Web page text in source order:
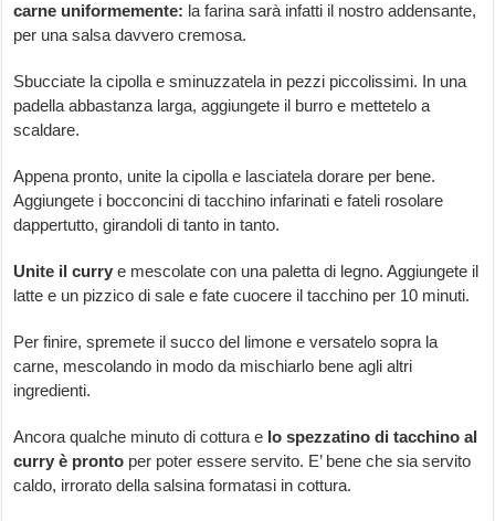
carne uniformemente: la farina sarà infatti il nostro addensante,
per una salsa davvero cremosa.
Sbucciate la cipolla e sminuzzatela in pezzi piccolissimi. In una
padella abbastanza larga, aggiungete il burro e mettetelo a
scaldare.
Appena pronto, unite la cipolla e lasciatela dorare per bene.
Aggiungete i bocconcini di tacchino infarinati e fateli rosolare
dappertutto, girandoli di tanto in tanto.
Unite il curry e mescolate con una paletta di legno. Aggiungete il
latte e un pizzico di sale e fate cuocere il tacchino per 10 minuti.
Per finire, spremete il succo del limone e versatelo sopra la
carne, mescolando in modo da mischiarlo bene agli altri
ingredienti.
Ancora qualche minuto di cottura e lo spezzatino di tacchino al
curry è pronto per poter essere servito. E’ bene che sia servito
caldo, irrorato della salsina formatasi in cottura.